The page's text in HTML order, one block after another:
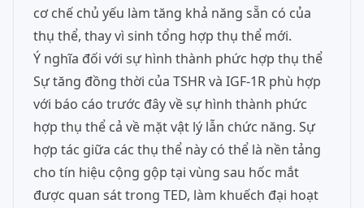
cơ chế chủ yếu làm tăng khả năng sẵn có của
thụ thể, thay vì sinh tổng hợp thụ thể mới.
Ý nghĩa đối với sự hình thành phức hợp thụ thể
Sự tăng đồng thời của TSHR và IGF-1R phù hợp
với báo cáo trước đây về sự hình thành phức
hợp thụ thể cả về mặt vật lý lẫn chức năng. Sự
hợp tác giữa các thụ thể này có thể là nền tảng
cho tín hiệu cộng gộp tại vùng sau hốc mắt
được quan sát trong TED, làm khuếch đại hoạt